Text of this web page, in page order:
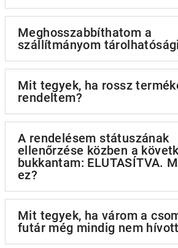
Meghosszabbíthatom a
szállítmányom
Mit tegyek, ha rossz
rendeltem?
A rendelésem státuszának
ellenőrzése közben a
bukkantam: ELUTASÍTVA.
ez?
Mit tegyek, ha várom a
futár még mindig nem